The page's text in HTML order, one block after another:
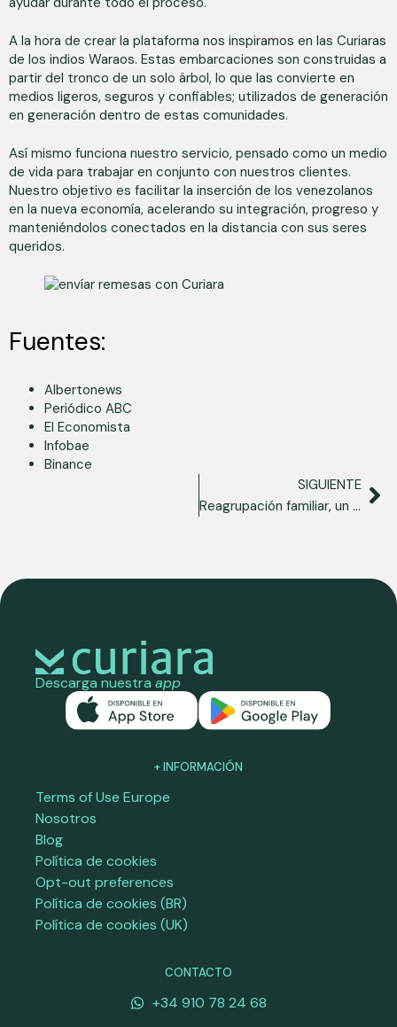
A la hora de crear la plataforma nos inspiramos en las Curiaras
de los indios Waraos. Estas embarcaciones son construidas a
partir del tronco de un solo árbol, lo que las convierte en
medios ligeros, seguros y confiables; utilizados de generación
en generación dentro de estas comunidades.
Así mismo funciona nuestro servicio, pensado como un medio
de vida para trabajar en conjunto con nuestros clientes.
Nuestro objetivo es facilitar la inserción de los venezolanos
en la nueva economía, acelerando su integración, progreso y
manteniéndolos conectados en la distancia con sus seres
queridos.
Fuentes:
Albertonews
Periódico ABC
El Economista
Infobae
Binance
SIGUIENTE
Reagrupación familiar, un sueño legalmente posible
Descarga nuestra app
+ INFORMACIÓN
Terms of Use Europe
Nosotros
Blog
Política de cookies
Opt-out preferences
Política de cookies (BR)
Política de cookies (UK)
CONTACTO
+34 910 78 24 68